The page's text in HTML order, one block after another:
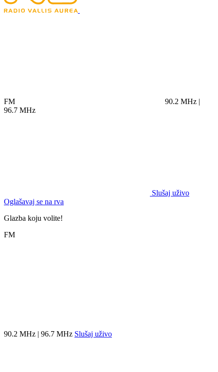
FM
90.2 MHz |
96.7 MHz
Slušaj uživo
Oglašavaj se na rva
Glazba koju volite!
FM
90.2 MHz | 96.7 MHz Slušaj uživo